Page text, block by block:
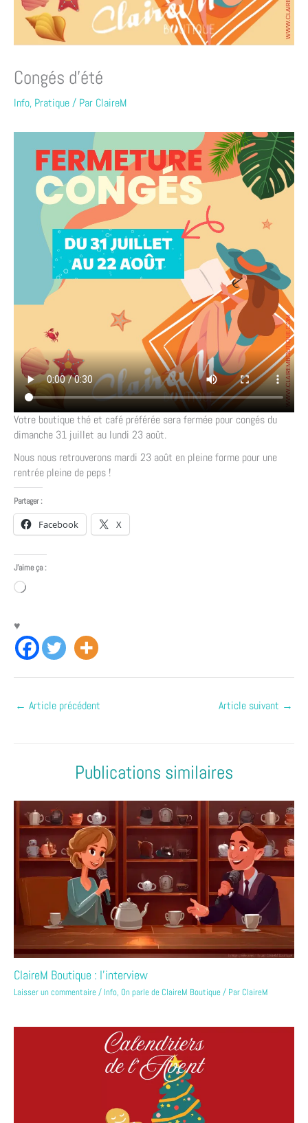
Congés d’été
Info, Pratique / Par ClaireM
Votre boutique thé et café préférée sera fermée pour congés du
dimanche 31 juillet au lundi 23 août.
Nous nous retrouverons mardi 23 août en pleine forme pour une
rentrée pleine de peps !
Partager :
Facebook X
J’aime ça :
Chargement…
♥
← Article précédent Article suivant →
Publications similaires
ClaireM Boutique : l’interview
Laisser un commentaire/ Info, On parle de ClaireM Boutique/ Par ClaireM